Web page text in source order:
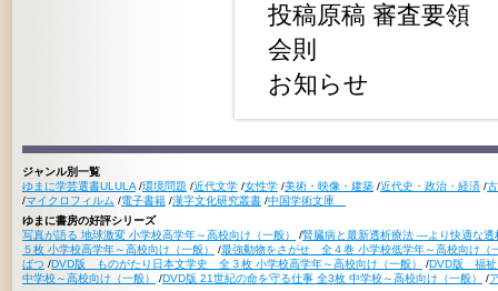
投稿原稿 審査要領
会則
お知らせ
ジャンル別一覧
ゆまに学芸選書ULULA /環境問題 /近代文学 /女性学 /美術・映像・建築 /近代史・政治・経済 /
/マイクロフィルム /電子書籍 /漢字文化研究叢書 /中国学術文庫
ゆまに書房の好評シリーズ
写真が語る 地球激変 小学校高学年～高校向け（一般）
/腎臓病と最新透析療法 ―より快適な
５枚 小学校高学年～高校向け（一般）
/最強動物をさがせ 全４巻 小学校低学年～高校向け（
ばつ /DVD版 ものがたり日本文学史 全３枚 小学校高学年～高校向け（一般） /DVD版 福祉
中学校～高校向け（一般）
/DVD版 21世紀の命を守る仕事 全3枚 中学校～高校向け（一般） /